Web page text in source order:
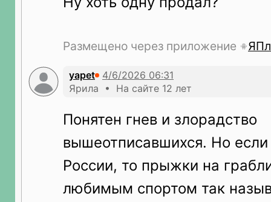
Размещено через приложение
yapet
Ярила • На сайте 12 лет
Понятен гнев и злорадство
вышеотписавшихся. Но
России, то прыжки на
любимым спортом так